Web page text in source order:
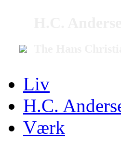
Liv
H.C.
Værk